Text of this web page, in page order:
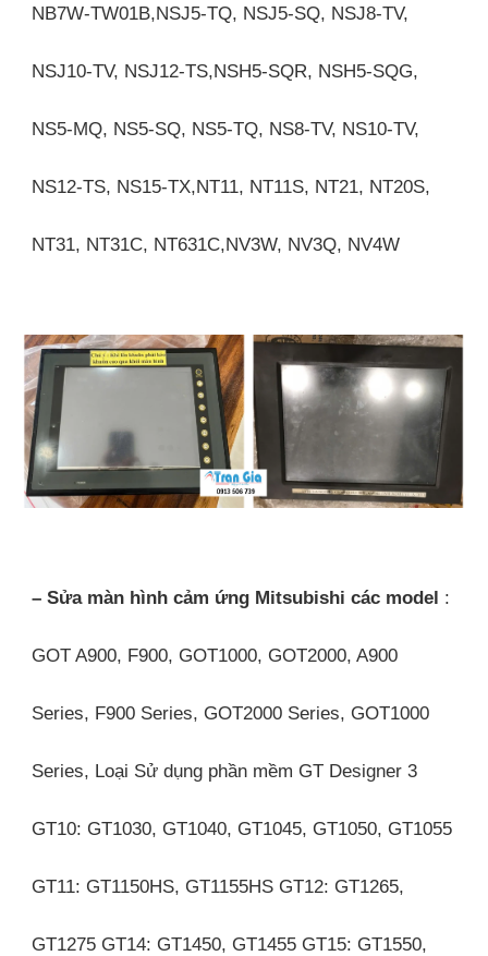
NB7W-TW01B,NSJ5-TQ, NSJ5-SQ, NSJ8-TV,
NSJ10-TV, NSJ12-TS,NSH5-SQR, NSH5-SQG,
NS5-MQ, NS5-SQ, NS5-TQ, NS8-TV, NS10-TV,
NS12-TS, NS15-TX,NT11, NT11S, NT21, NT20S,
NT31, NT31C, NT631C,NV3W, NV3Q, NV4W
– Sửa màn hình cảm ứng Mitsubishi các model :
GOT A900, F900, GOT1000, GOT2000, A900
Series, F900 Series, GOT2000 Series, GOT1000
Series, Loại Sử dụng phần mềm GT Designer 3
GT10: GT1030, GT1040, GT1045, GT1050, GT1055
GT11: GT1150HS, GT1155HS GT12: GT1265,
GT1275 GT14: GT1450, GT1455 GT15: GT1550,